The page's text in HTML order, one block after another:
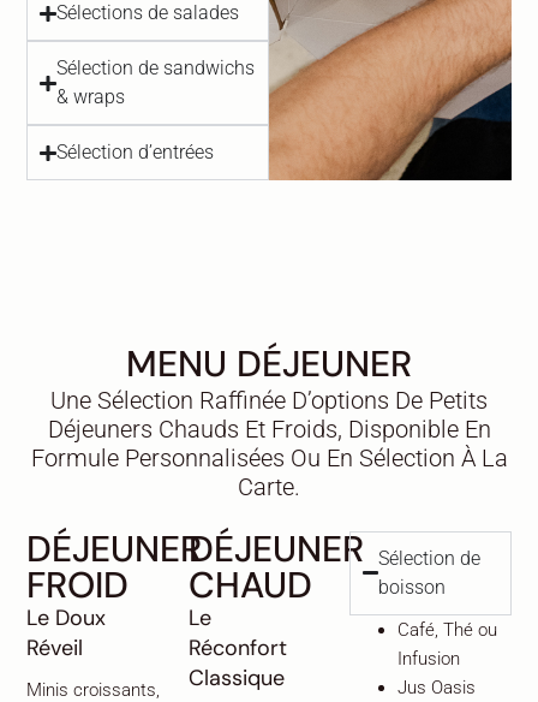
Sélections de salades
Sélection de sandwichs
& wraps
Sélection d’entrées
MENU DÉJEUNER
Une Sélection Raffinée D’options De Petits
Déjeuners Chauds Et Froids, Disponible En
Formule Personnalisées Ou En Sélection À La
Carte.
DÉJEUNER
FROID
Le Doux
Réveil
Minis croissants,
DÉJEUNER
CHAUD
Le
Réconfort
Classique
Sélection de
boisson
Café, Thé ou
Infusion
Jus Oasis